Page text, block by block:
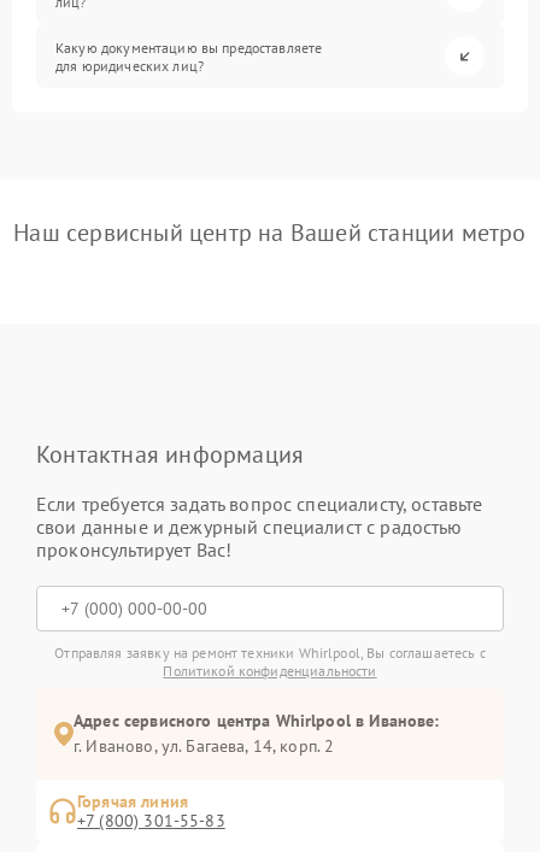
Какую документацию вы предоставляете
для юридических лиц?
Наш сервисный центр на Вашей станции метро
Контактная информация
Если требуется задать вопрос специалисту, оставьте
свои данные и дежурный специалист с радостью
проконсультирует Вас!
Отправляя заявку на ремонт техники Whirlpool, Вы соглашаетесь с
Политикой конфиденциальности
Адрес сервисного центра Whirlpool в Иванове:
г. Иваново, ул. Багаева, 14, корп. 2
Горячая линия
+7 (800) 301-55-83